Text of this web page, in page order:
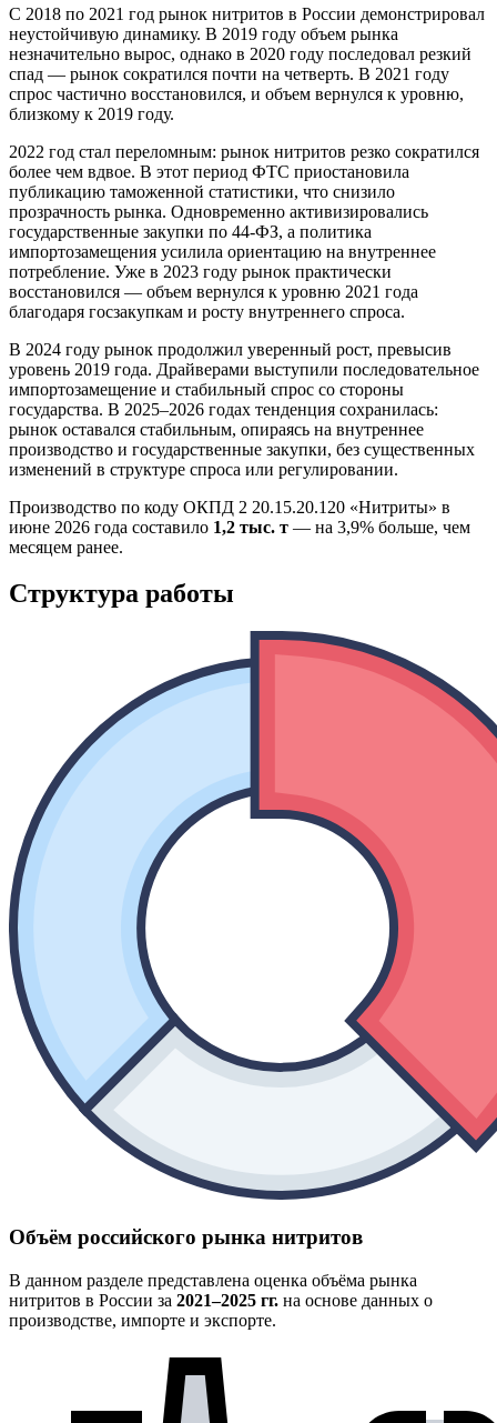
С 2018 по 2021 год рынок нитритов в России демонстрировал
неустойчивую динамику. В 2019 году объем рынка
незначительно вырос, однако в 2020 году последовал резкий
спад — рынок сократился почти на четверть. В 2021 году
спрос частично восстановился, и объем вернулся к уровню,
близкому к 2019 году.
2022 год стал переломным: рынок нитритов резко сократился
более чем вдвое. В этот период ФТС приостановила
публикацию таможенной статистики, что снизило
прозрачность рынка. Одновременно активизировались
государственные закупки по 44-ФЗ, а политика
импортозамещения усилила ориентацию на внутреннее
потребление. Уже в 2023 году рынок практически
восстановился — объем вернулся к уровню 2021 года
благодаря госзакупкам и росту внутреннего спроса.
В 2024 году рынок продолжил уверенный рост, превысив
уровень 2019 года. Драйверами выступили последовательное
импортозамещение и стабильный спрос со стороны
государства. В 2025–2026 годах тенденция сохранилась:
рынок оставался стабильным, опираясь на внутреннее
производство и государственные закупки, без существенных
изменений в структуре спроса или регулировании.
Производство по коду ОКПД 2 20.15.20.120 «Нитриты» в
июне 2026 года составило 1,2 тыс. т — на 3,9% больше, чем
месяцем ранее.
Структура работы
Объём российского рынка нитритов
В данном разделе представлена оценка объёма рынка
нитритов в России за 2021–2025 гг. на основе данных о
производстве, импорте и экспорте.